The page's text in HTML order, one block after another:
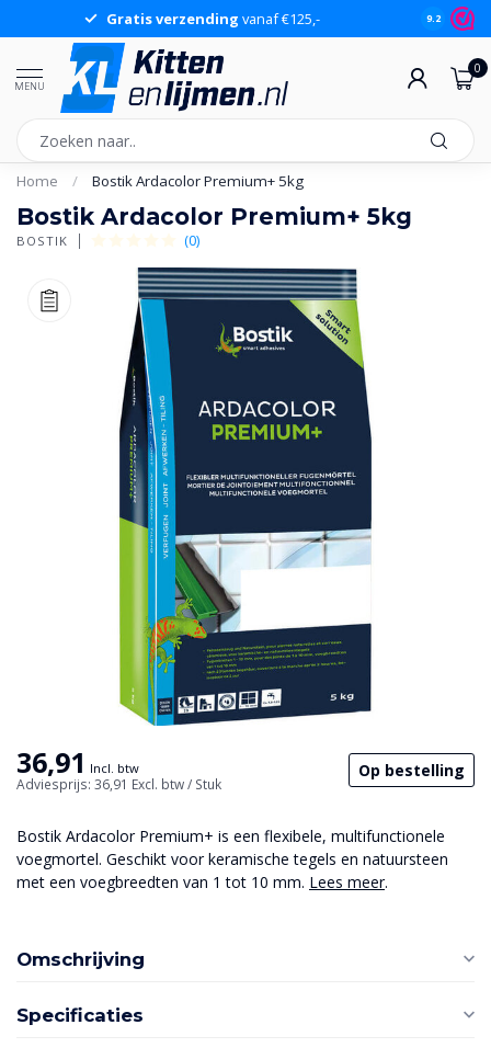
Gratis verzending vanaf €125,- 9.2
MENU
0
Home / Bostik Ardacolor Premium+ 5kg
Bostik Ardacolor Premium+ 5kg
BOSTIK (0)
36,91 Incl. btw
Adviesprijs: 36,91 Excl. btw/ Stuk
Op bestelling
Bostik Ardacolor Premium+ is een flexibele, multifunctionele
voegmortel. Geschikt voor keramische tegels en natuursteen
met een voegbreedten van 1 tot 10 mm. Lees meer.
Omschrijving
Specificaties